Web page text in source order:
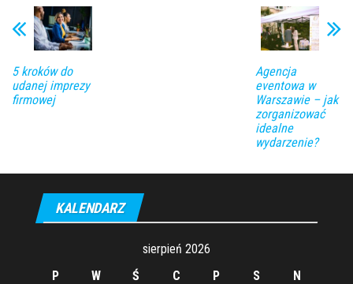
5 kroków do
udanej imprezy
firmowej
Agencja
eventowa w
Warszawie – jak
zorganizować
idealne
wydarzenie?
KALENDARZ
sierpień 2026
P
W Ś C P S N